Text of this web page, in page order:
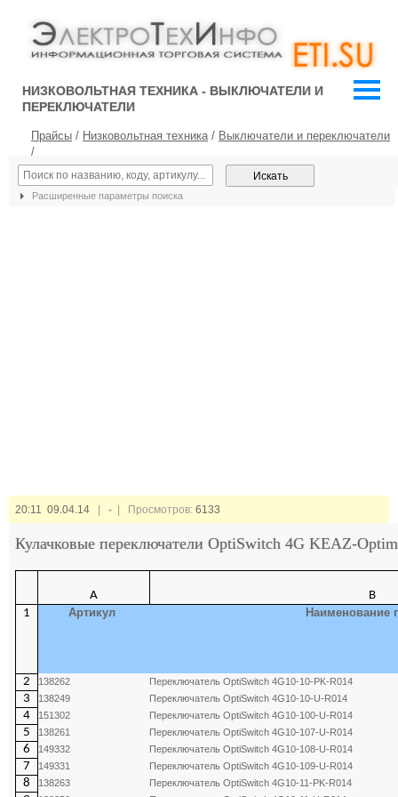
НИЗКОВОЛЬТНАЯ ТЕХНИКА - ВЫКЛЮЧАТЕЛИ И
ПЕРЕКЛЮЧАТЕЛИ
Прайсы / Низковольтная техника/ Выключатели и переключатели
/
Расширенные параметры поиска
20:11 09.04.14 - | Просмотров: 6133
Кулачковые переключатели OptiSwitch 4G KEAZ-
A
B
1
Артикул Наименование
2 138262 Переключатель OptiSwitch 4G10-10-PK-R014
3 138249 Переключатель OptiSwitch 4G10-10-U-R014
4 151302 Переключатель OptiSwitch 4G10-100-U-R014
5 138261 Переключатель OptiSwitch 4G10-107-U-R014
6 149332 Переключатель OptiSwitch 4G10-108-U-R014
7 149331 Переключатель OptiSwitch 4G10-109-U-R014
8 138263 Переключатель OptiSwitch 4G10-11-PK-R014